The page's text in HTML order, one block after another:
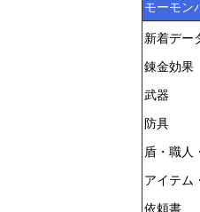
モーモン
新着デー
錬金効果
武器
防具
盾・職人
アイテム
依頼書